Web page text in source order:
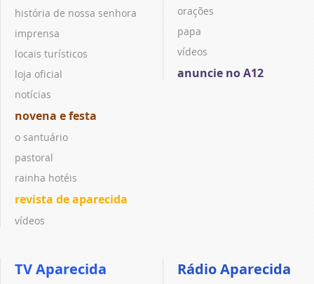
história de nossa senhora
imprensa
locais turísticos
loja oficial
notícias
novena e festa
o santuário
pastoral
rainha hotéis
revista de aparecida
vídeos
orações
papa
vídeos
anuncie no A12
TV Aparecida Rádio Aparecida